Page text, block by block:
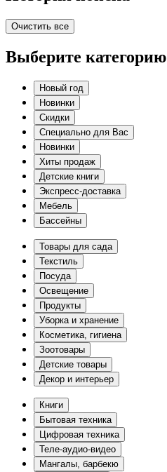
Очистить все
Выберите категорию
Новый год
Новинки
Скидки
Специально для Вас
Новинки
Хиты продаж
Детские книги
Экспресс-доставка
Мебель
Бассейны
Товары для сада
Текстиль
Посуда
Освещение
Продукты
Уборка и хранение
Косметика, гигиена
Зоотовары
Детские товары
Декор и интерьер
Книги
Бытовая техника
Цифровая техника
Теле-аудио-видео
Мангалы, барбекю